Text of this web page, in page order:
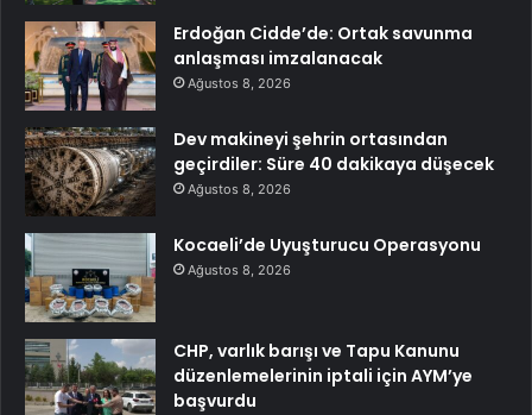
Erdoğan Cidde’de: Ortak savunma
anlaşması imzalanacak
Ağustos 8, 2026
Dev makineyi şehrin ortasından
geçirdiler: Süre 40 dakikaya düşecek
Ağustos 8, 2026
Kocaeli’de Uyuşturucu Operasyonu
Ağustos 8, 2026
CHP, varlık barışı ve Tapu Kanunu
düzenlemelerinin iptali için AYM’ye
başvurdu